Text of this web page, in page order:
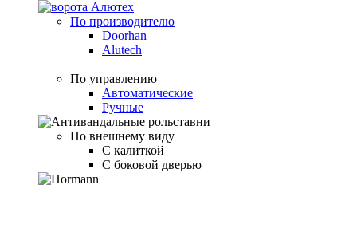
По производителю
Doorhan
Alutech
По управлению
Автоматические
Ручные
По внешнему виду
С калиткой
С боковой дверью